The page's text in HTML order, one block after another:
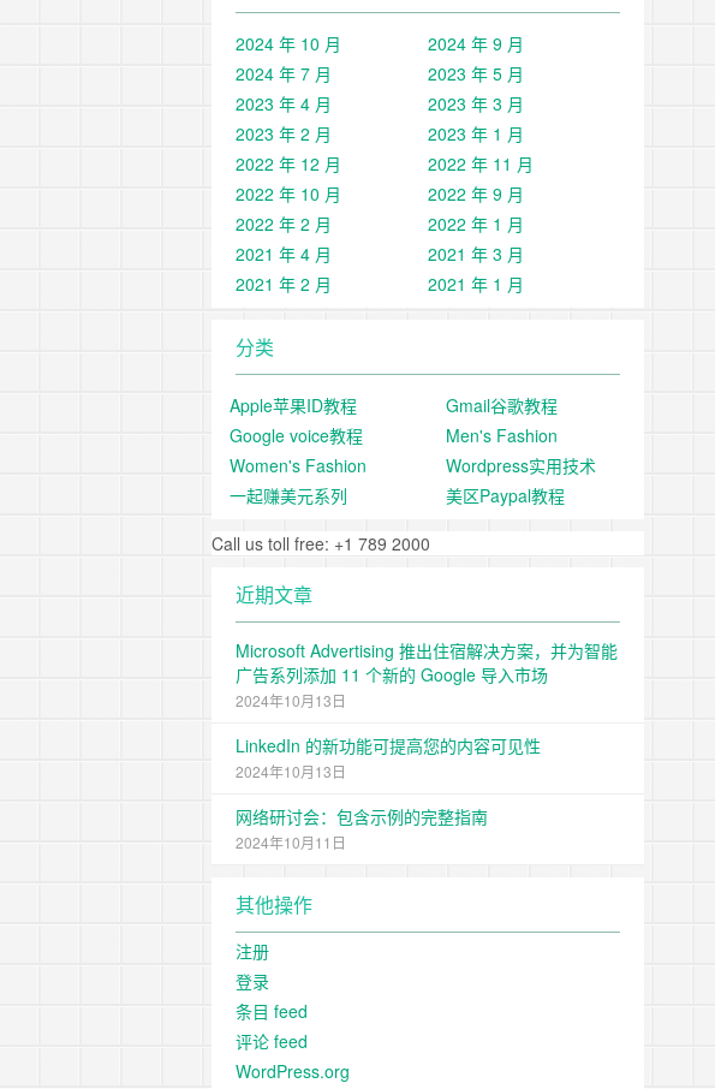
2024 年 10 月
2024 年 9 月
2024 年 7 月
2023 年 5 月
2023 年 4 月
2023 年 3 月
2023 年 2 月
2023 年 1 月
2022 年 12 月
2022 年 11 月
2022 年 10 月
2022 年 9 月
2022 年 2 月
2022 年 1 月
2021 年 4 月
2021 年 3 月
2021 年 2 月
2021 年 1 月
分类
Apple苹果ID教程
Gmail谷歌教程
Google voice教程
Men's Fashion
Women's Fashion
Wordpress实用技术
一起赚美元系列
美区Paypal教程
Call us toll free: +1 789 2000
近期文章
Microsoft Advertising 推出住宿解决方案，并为智能
广告系列添加 11 个新的 Google 导入市场
2024年10月13日
LinkedIn 的新功能可提高您的内容可见性
2024年10月13日
网络研讨会：包含示例的完整指南
2024年10月11日
其他操作
注册
登录
条目 feed
评论 feed
WordPress.org